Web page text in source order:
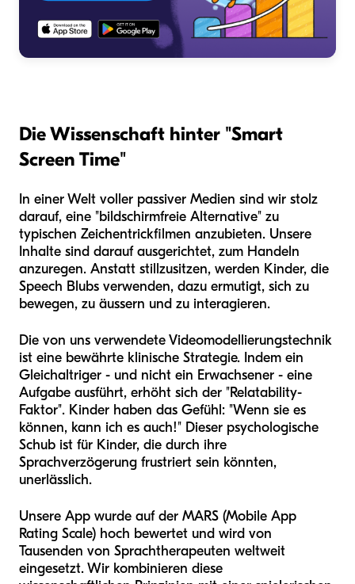
Die Wissenschaft hinter "Smart
Screen Time"
In einer Welt voller passiver Medien sind wir stolz
darauf, eine "bildschirmfreie Alternative" zu
typischen Zeichentrickfilmen anzubieten. Unsere
Inhalte sind darauf ausgerichtet, zum Handeln
anzuregen. Anstatt stillzusitzen, werden Kinder, die
Speech Blubs verwenden, dazu ermutigt, sich zu
bewegen, zu äussern und zu interagieren.
Die von uns verwendete Videomodellierungstechnik
ist eine bewährte klinische Strategie. Indem ein
Gleichaltriger - und nicht ein Erwachsener - eine
Aufgabe ausführt, erhöht sich der "Relatability-
Faktor". Kinder haben das Gefühl: "Wenn sie es
können, kann ich es auch!" Dieser psychologische
Schub ist für Kinder, die durch ihre
Sprachverzögerung frustriert sein könnten,
unerlässlich.
Unsere App wurde auf der MARS (Mobile App
Rating Scale) hoch bewertet und wird von
Tausenden von Sprachtherapeuten weltweit
eingesetzt. Wir kombinieren diese